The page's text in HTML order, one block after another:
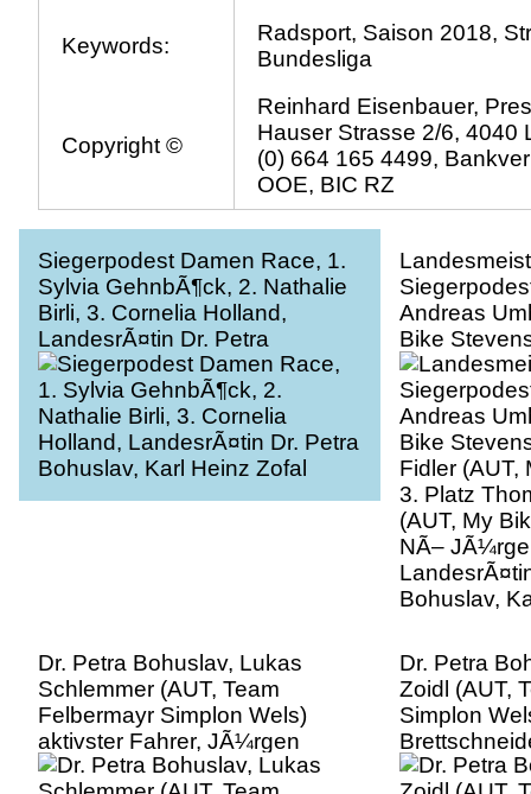
Keywords:
Radsport, Saison 2018,
Bundesliga
Copyright ©
Reinhard Eisenbauer,
Hauser Strasse 2/6, 4040
(0) 664 165 4499,
OOE, BIC RZ
Siegerpodest Damen Race, 1.
Sylvia GehnbÃ¶ck, 2. Nathalie
Birli, 3. Cornelia Holland,
LandesrÃ¤tin Dr. Petra
Bohuslav, Karl Heinz Zofal
Andreas
Bike
Fidler (AUT,
3. Platz
(AUT, My
NÃ–
Bohuslav,
Dr. Petra Bohuslav, Lukas
Schlemmer (AUT, Team
Felbermayr Simplon Wels)
aktivster Fahrer, JÃ¼rgen
Brettschneider
Dr. Petra
Zoidl (AUT,
Simplon